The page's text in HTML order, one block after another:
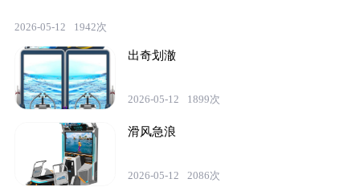
2026-05-12 1942次
出奇划澈
2026-05-12 1899次
滑风急浪
2026-05-12 2086次